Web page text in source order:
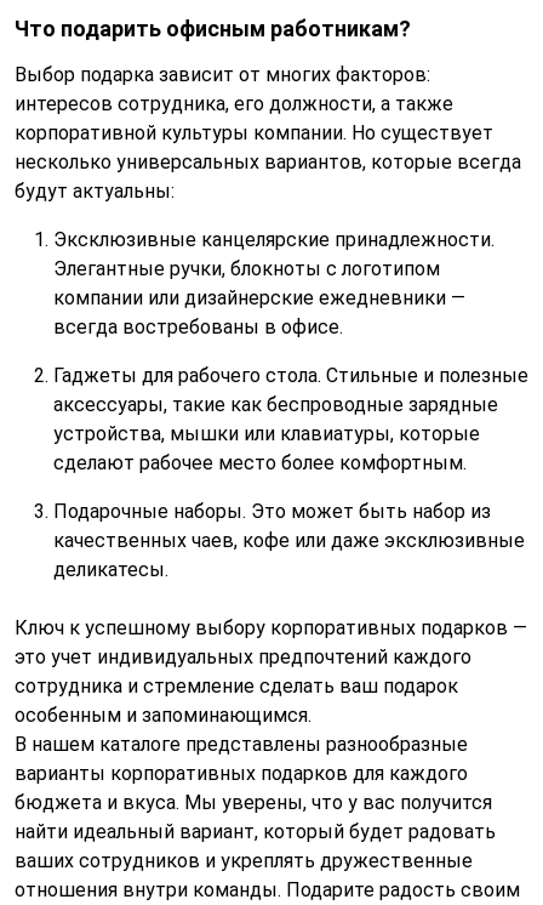
Что подарить офисным работникам?
Выбор подарка зависит от многих факторов:
интересов сотрудника, его должности, а также
корпоративной культуры компании. Но существует
несколько универсальных вариантов, которые всегда
будут актуальны:
Эксклюзивные канцелярские принадлежности.
Элегантные ручки, блокноты с логотипом
компании или дизайнерские ежедневники —
всегда востребованы в офисе.
Гаджеты для рабочего стола. Стильные и полезные
аксессуары, такие как беспроводные зарядные
устройства, мышки или клавиатуры, которые
сделают рабочее место более комфортным.
Подарочные наборы. Это может быть набор из
качественных чаев, кофе или даже эксклюзивные
деликатесы.
Ключ к успешному выбору корпоративных подарков —
это учет индивидуальных предпочтений каждого
сотрудника и стремление сделать ваш подарок
особенным и запоминающимся.
В нашем каталоге представлены разнообразные
варианты корпоративных подарков для каждого
бюджета и вкуса. Мы уверены, что у вас получится
найти идеальный вариант, который будет радовать
ваших сотрудников и укреплять дружественные
отношения внутри команды. Подарите радость своим